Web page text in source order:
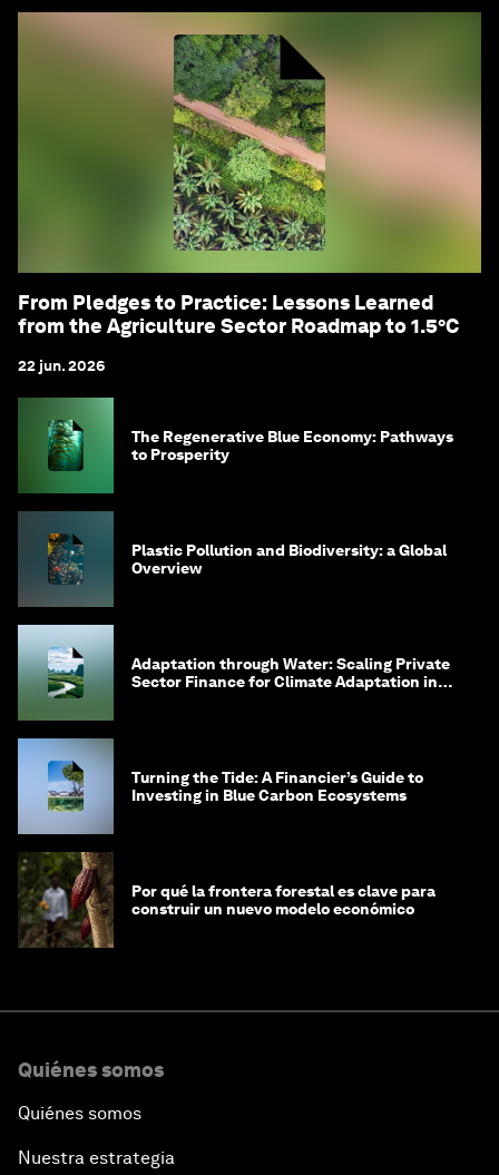
From Pledges to Practice: Lessons Learned
from the Agriculture Sector Roadmap to 1.5°C
22 jun. 2026
The Regenerative Blue Economy: Pathways
to Prosperity
Plastic Pollution and Biodiversity: a Global
Overview
Adaptation through Water: Scaling Private
Sector Finance for Climate Adaptation in
Turning the Tide: A Financier’s Guide to
Investing in Blue Carbon Ecosystems
Por qué la frontera forestal es clave para
construir un nuevo modelo económico
Quiénes somos
Quiénes somos
Nuestra estrategia